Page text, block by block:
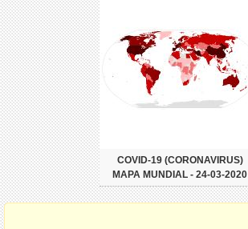
COVID-19 (CORONAVIRUS)
MAPA MUNDIAL - 24-03-2020